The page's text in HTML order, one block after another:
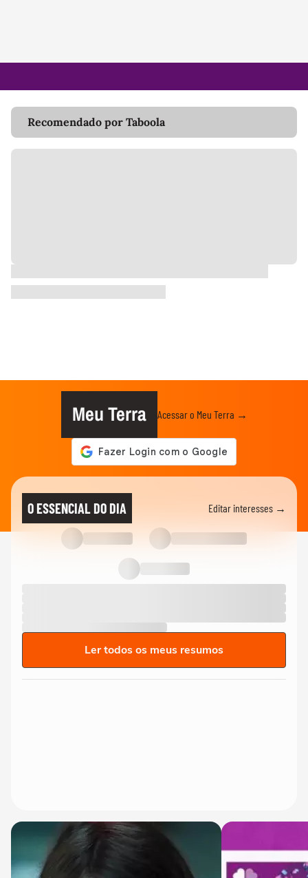
Recomendado por Taboola
Meu Terra Acessar o Meu Terra →
O ESSENCIAL DO DIA Editar interesses →
Ler todos os meus resumos